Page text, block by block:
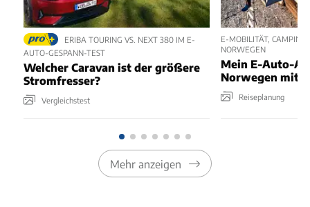
ERIBA TOURING VS. NEXT 380 IM E-
AUTO-GESPANN-TEST
Welcher Caravan ist der größere
Stromfresser?
Vergleichstest
E-MOBILITÄT,
NORWEGEN
Mein E-Auto-
Norwegen mit
Reiseplanung
Mehr anzeigen